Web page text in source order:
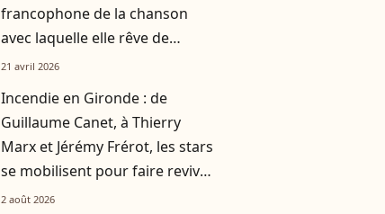
francophone de la chanson
avec laquelle elle rêve de
partager la scène
21 avril 2026
Incendie en Gironde : de
Guillaume Canet, à Thierry
Marx et Jérémy Frérot, les stars
se mobilisent pour faire revivre
leur région
2 août 2026